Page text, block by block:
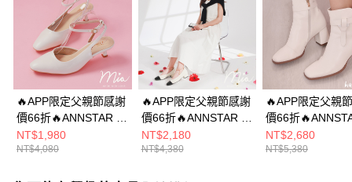
🔥APP限定父親節感謝
價66折🔥ANNSTAR 子
芯Mia聯名-優雅交響曲
可拆珍珠鍊條拉帶跟鞋
NT$1,980
NT$4,080
🔥APP限定父親節感謝
價66折🔥ANNSTAR 子
芯Mia聯名-輕法小香風
可拆愛心鏈條娃娃鞋
NT$2,180
NT$4,380
🔥APP限定父親
價66折
妞聯名-法式香頌
可拆繫帶方頭短
NT$2,680
NT$5,380